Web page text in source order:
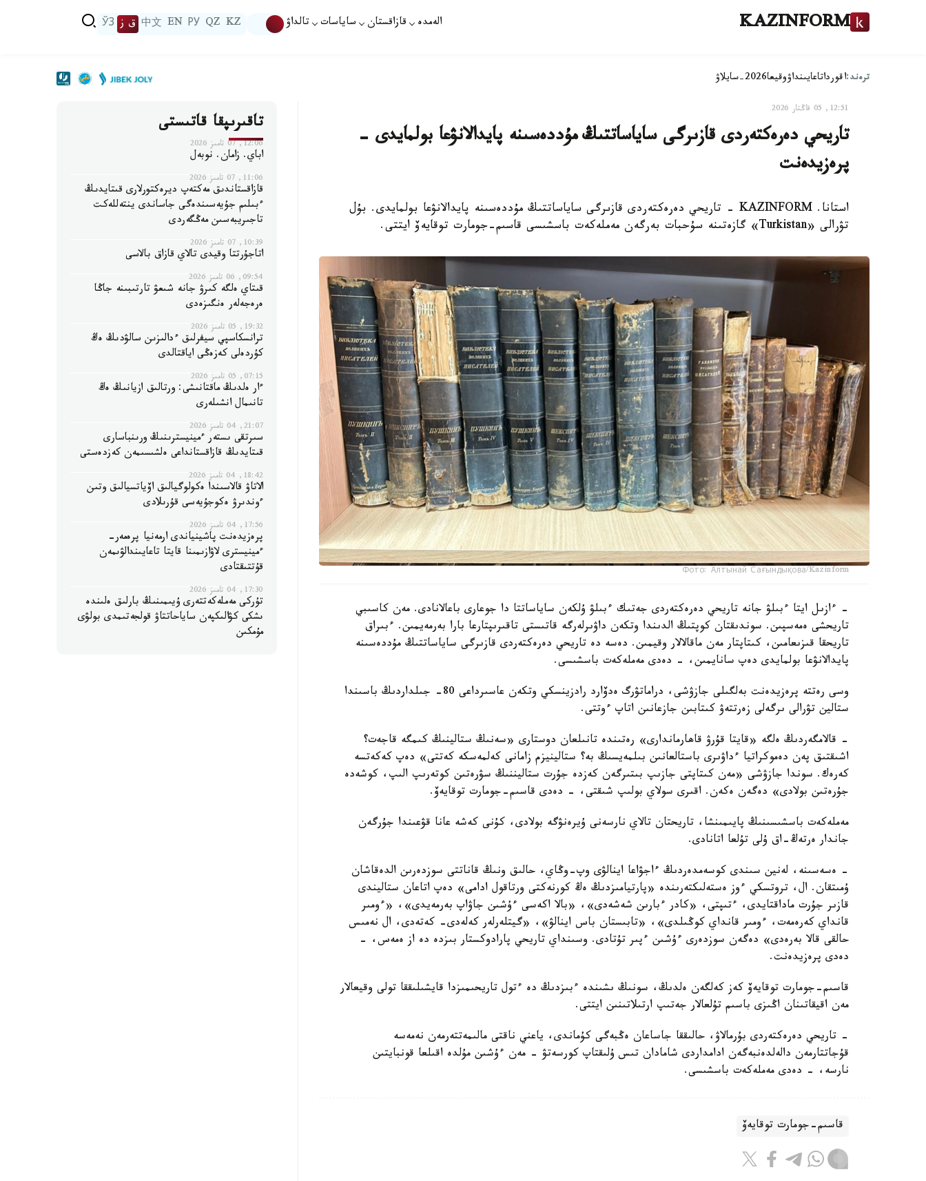
KAZINFORM الەمدە قازاقستان ساياسات تالداۋ KZ
QZ
РУ
EN
中文 ق ز ЎЗ
ترەند:اقورداتاعايىنداۋوقيعا2026-سايلاۋ
12:51, 05 قاڭتار 2026
تاريحي دەرەكتەردى قازىرگى ساياساتتىڭ مۇددەسىنە پايدالانۋعا بولمايدى -
پرەزيدەنت
استانا. KAZINFORM - تاريحي دەرەكتەردى قازىرگى ساياساتتىڭ مۇددەسىنە پايدالانۋعا بولمايدى. بۇل
تۋرالى «Turkistan» گازەتىنە سۇحبات بەرگەن مەملەكەت باسشىسى قاسىم-جومارت توقايەۆ ايتتى.
Фото: Алтынай Сағындықова/Kazinform
- ءازىل ايتا ءبىلۋ جانە تاريحي دەرەكتەردى جەتىك ءبىلۋ ۇلكەن ساياساتتا دا جوعارى باعالانادى. مەن كاسىبي
تاريحشى ەمەسپىن. سوندىقتان كوپتىڭ الدىندا وتكەن داۋىرلەرگە قاتىستى تاقىرىپتارعا بارا بەرمەيمىن. ءبىراق
تاريحقا قىزىعامىن، كىتاپتار مەن ماقالالار وقيمىن. دەسە دە تاريحي دەرەكتەردى قازىرگى ساياساتتىڭ مۇددەسىنە
پايدالانۋعا بولمايدى دەپ سانايمىن، - دەدى مەملەكەت باسشىسى.
وسى رەتتە پرەزيدەنت بەلگىلى جازۋشى، دراماتۋرگ ەدۆارد رادزينسكي وتكەن عاسىرداعى 80- جىلداردىڭ باسىندا
ستالين تۋرالى ىرگەلى زەرتتەۋ كىتابىن جازعانىن اتاپ ءوتتى.
- قالامگەردىڭ ەلگە «قايتا قۇرۋ قاھارماندارى» رەتىندە تانىلعان دوستارى «سەنىڭ ستالينىڭ كىمگە قاجەت؟
اشىقتىق پەن دەموكراتيا ءداۋىرى باستالعانىن بىلمەيسىڭ بە؟ ستالينيزم زامانى كەلمەسكە كەتتى» دەپ كەكەتسە
كەرەك. سوندا جازۋشى «مەن كىتاپتى جازىپ بىتىرگەن كەزدە جۇرت ستاليننىڭ سۋرەتىن كوتەرىپ الىپ، كوشەدە
جۇرەتىن بولادى» دەگەن ەكەن. اقىرى سولاي بولىپ شىقتى، - دەدى قاسىم-جومارت توقايەۆ.
مەملەكەت باسشىسىنىڭ پايىمىنشا، تاريحتان تالاي نارسەنى ۇيرەنۋگە بولادى، كۇنى كەشە عانا قۋعىندا جۇرگەن
جاندار ەرتەڭ-اق ۇلى تۇلعا اتانادى.
- ەسەسىنە، لەنين سىندى كوسەمدەردىڭ ءاجۋاعا اينالۋى وپ-وڭاي، حالىق ونىڭ قاناتتى سوزدەرىن الدەقاشان
ۇمىتقان. ال، تروتسكي ءوز ەستەلىكتەرىندە «پارتيامىزدىڭ ەڭ كورنەكتى ورتاقول ادامى» دەپ اتاعان ستاليندى
قازىر جۇرت ماداقتايدى، ءتىپتى، «كادر ءبارىن شەشەدى»، «بالا اكەسى ءۇشىن جاۋاپ بەرمەيدى»، «ءومىر
قانداي كەرەمەت، ءومىر قانداي كوڭىلدى»، «تابىستان باس اينالۋ»، «گيتلەرلەر كەلەدى- كەتەدى، ال نەمىس
حالقى قالا بەرەدى» دەگەن سوزدەرى ءۇشىن ءپىر تۇتادى. وسىنداي تاريحي پارادوكستار بىزدە دە از ەمەس، -
دەدى پرەزيدەنت.
قاسىم-جومارت توقايەۆ كەز كەلگەن ەلدىڭ، سونىڭ ىشىندە ءبىزدىڭ دە ءتول تاريحىمىزدا قايشىلىققا تولى وقيعالار
مەن اقيقاتىنان اڭىزى باسىم تۇلعالار جەتىپ ارتىلاتىنىن ايتتى.
- تاريحي دەرەكتەردى بۇرمالاۋ، حالىققا جاساعان ەڭبەگى كۇماندى، ياعني ناقتى مالىمەتتەرمەن نەمەسە
قۇجاتتارمەن دالەلدەنبەگەن ادامداردى شامادان تىس ۇلىقتاپ كورسەتۋ - مەن ءۇشىن مۇلدە اقىلعا قونبايتىن
نارسە، - دەدى مەملەكەت باسشىسى.
قاسىم-جومارت توقايەۆ
تاقىرىپقا قاتىستى
12:06, 07 تامىز 2026
اباي. زامان. نوبەل
11:06, 07 تامىز 2026
قازاقستاندىق مەكتەپ ديرەكتورلارى قىتايدىڭ
ءبىلىم جۇيەسىندەگى جاساندى ينتەللەكت
تاجىريبەسىن مەڭگەردى
10:39, 07 تامىز 2026
اتاجۇرتتا وقيدى تالاي قازاق بالاسى
09:54, 06 تامىز 2026
قىتاي ەلگە كىرۋ جانە شىعۋ تارتىبىنە جاڭا
ەرەجەلەر ەنگىزەدى
19:32, 05 تامىز 2026
ترانسكاسپي سيفرلىق ءدالىزىن سالۋدىڭ ەڭ
كۇردەلى كەزەڭى اياقتالدى
07:15, 05 تامىز 2026
ءار ەلدىڭ ماقتانىشى: ورتالىق ازيانىڭ ەڭ
تانىمال انشىلەرى
21:07, 04 تامىز 2026
سىرتقى ىستەر ءمينيسترىنىڭ ورىنباسارى
قىتايدىڭ قازاقستانداعى ەلشىسىمەن كەزدەستى
18:42, 04 تامىز 2026
الاتاۋ قالاسىندا ەكولوگيالىق اۆياتسيالىق وتىن
ءوندىرۋ ەكوجۇيەسى قۇرىلادى
17:56, 04 تامىز 2026
پرەزيدەنت پاشينياندى ارمەنيا پرەمەر-
ءمينيسترى لاۋازىمىنا قايتا تاعايىندالۋىمەن
قۇتتىقتادى
17:30, 04 تامىز 2026
تۇركى مەملەكەتتەرى ۇيىمىنىڭ بارلىق ەلىندە
ىشكى كۋالىكپەن ساياحاتتاۋ قولجەتىمدى بولۋى
مۇمكىن